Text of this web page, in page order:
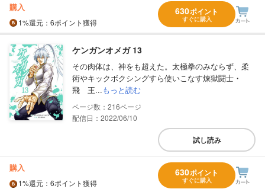
購入
1%還元 ：6ポイント獲得
630ポイント
すぐに購入
ケンガンオメガ 13
その肉体は、神をも超えた。太極拳のみならず、柔
術やキックボクシングすら使いこなす煉獄闘士・
飛 王...もっと読む
216
配信日：2022/06/10
試し読み
購入
1%還元 ：6ポイント獲得
630ポイント
すぐに購入